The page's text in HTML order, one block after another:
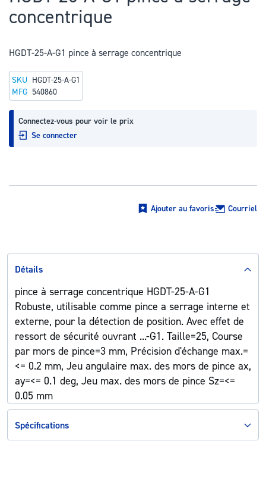
début
la
d’images
concentrique
HGDT-25-A-G1 pince à serrage concentrique
Connectez-vous pour voir le prix
Se connecter
SKU HGDT-25-A-G1
MFG 540860
Ajouter au favoris Courriel
Détails
pince à serrage concentrique HGDT-25-A-G1
Robuste, utilisable comme pince a serrage interne et
externe, pour la détection de position. Avec effet de
ressort de sécurité ouvrant ...-G1. Taille=25, Course
par mors de pince=3 mm, Précision d'échange max.=
<= 0.2 mm, Jeu angulaire max. des mors de pince ax,
ay=<= 0.1 deg, Jeu max. des mors de pince Sz=<=
0.05 mm
Spécifications